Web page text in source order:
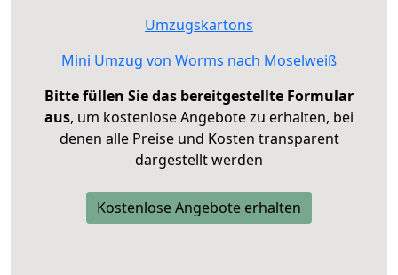
Umzugskartons
Mini Umzug von Worms nach Moselweiß
Bitte füllen Sie das bereitgestellte Formular
aus, um kostenlose Angebote zu erhalten, bei
denen alle Preise und Kosten transparent
dargestellt werden
Kostenlose Angebote erhalten